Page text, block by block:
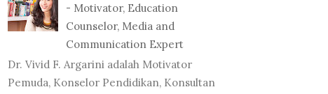
- Motivator, Education
Counselor, Media and
Communication Expert
Dr. Vivid F. Argarini adalah Motivator
Pemuda, Konselor Pendidikan, Konsultan